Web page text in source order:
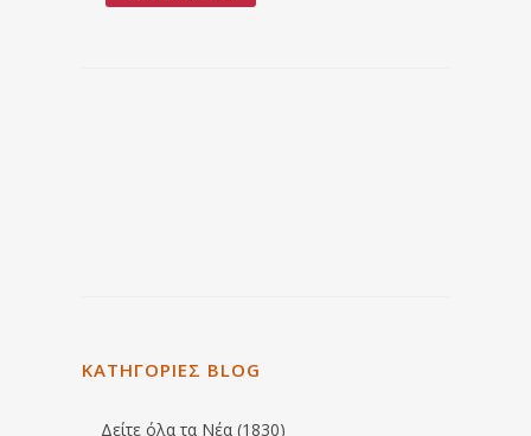
ΚΑΤΗΓΟΡΙΕΣ BLOG
Δείτε όλα τα Νέα (1830)